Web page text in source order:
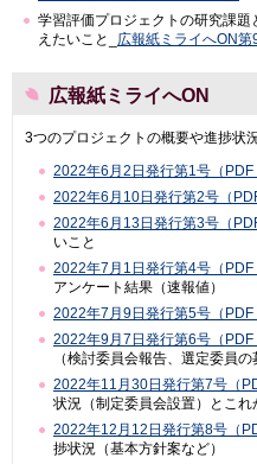
学習評価プロジェクトの研究課
えたいこと_ 広報紙ミライへON第
広報紙ミライへON
3つのプロジェクトの概要や進捗状
2022年6月2日発行第1号（PDF
2022年6月10日発行第2号（
2022年6月13日発行第3号（
いこと
2022年7月1日発行第4号（PDF
アンケート結果（速報値）
2022年7月9日発行第5号（PDF
2022年9月7日発行第6号（PDF
（検討委員会報告、選定委員の
2022年11月30日発行第7号（
状況（制定委員会設置）とこれ
2022年12月12日発行第8号（
捗状況（基本方針案など）